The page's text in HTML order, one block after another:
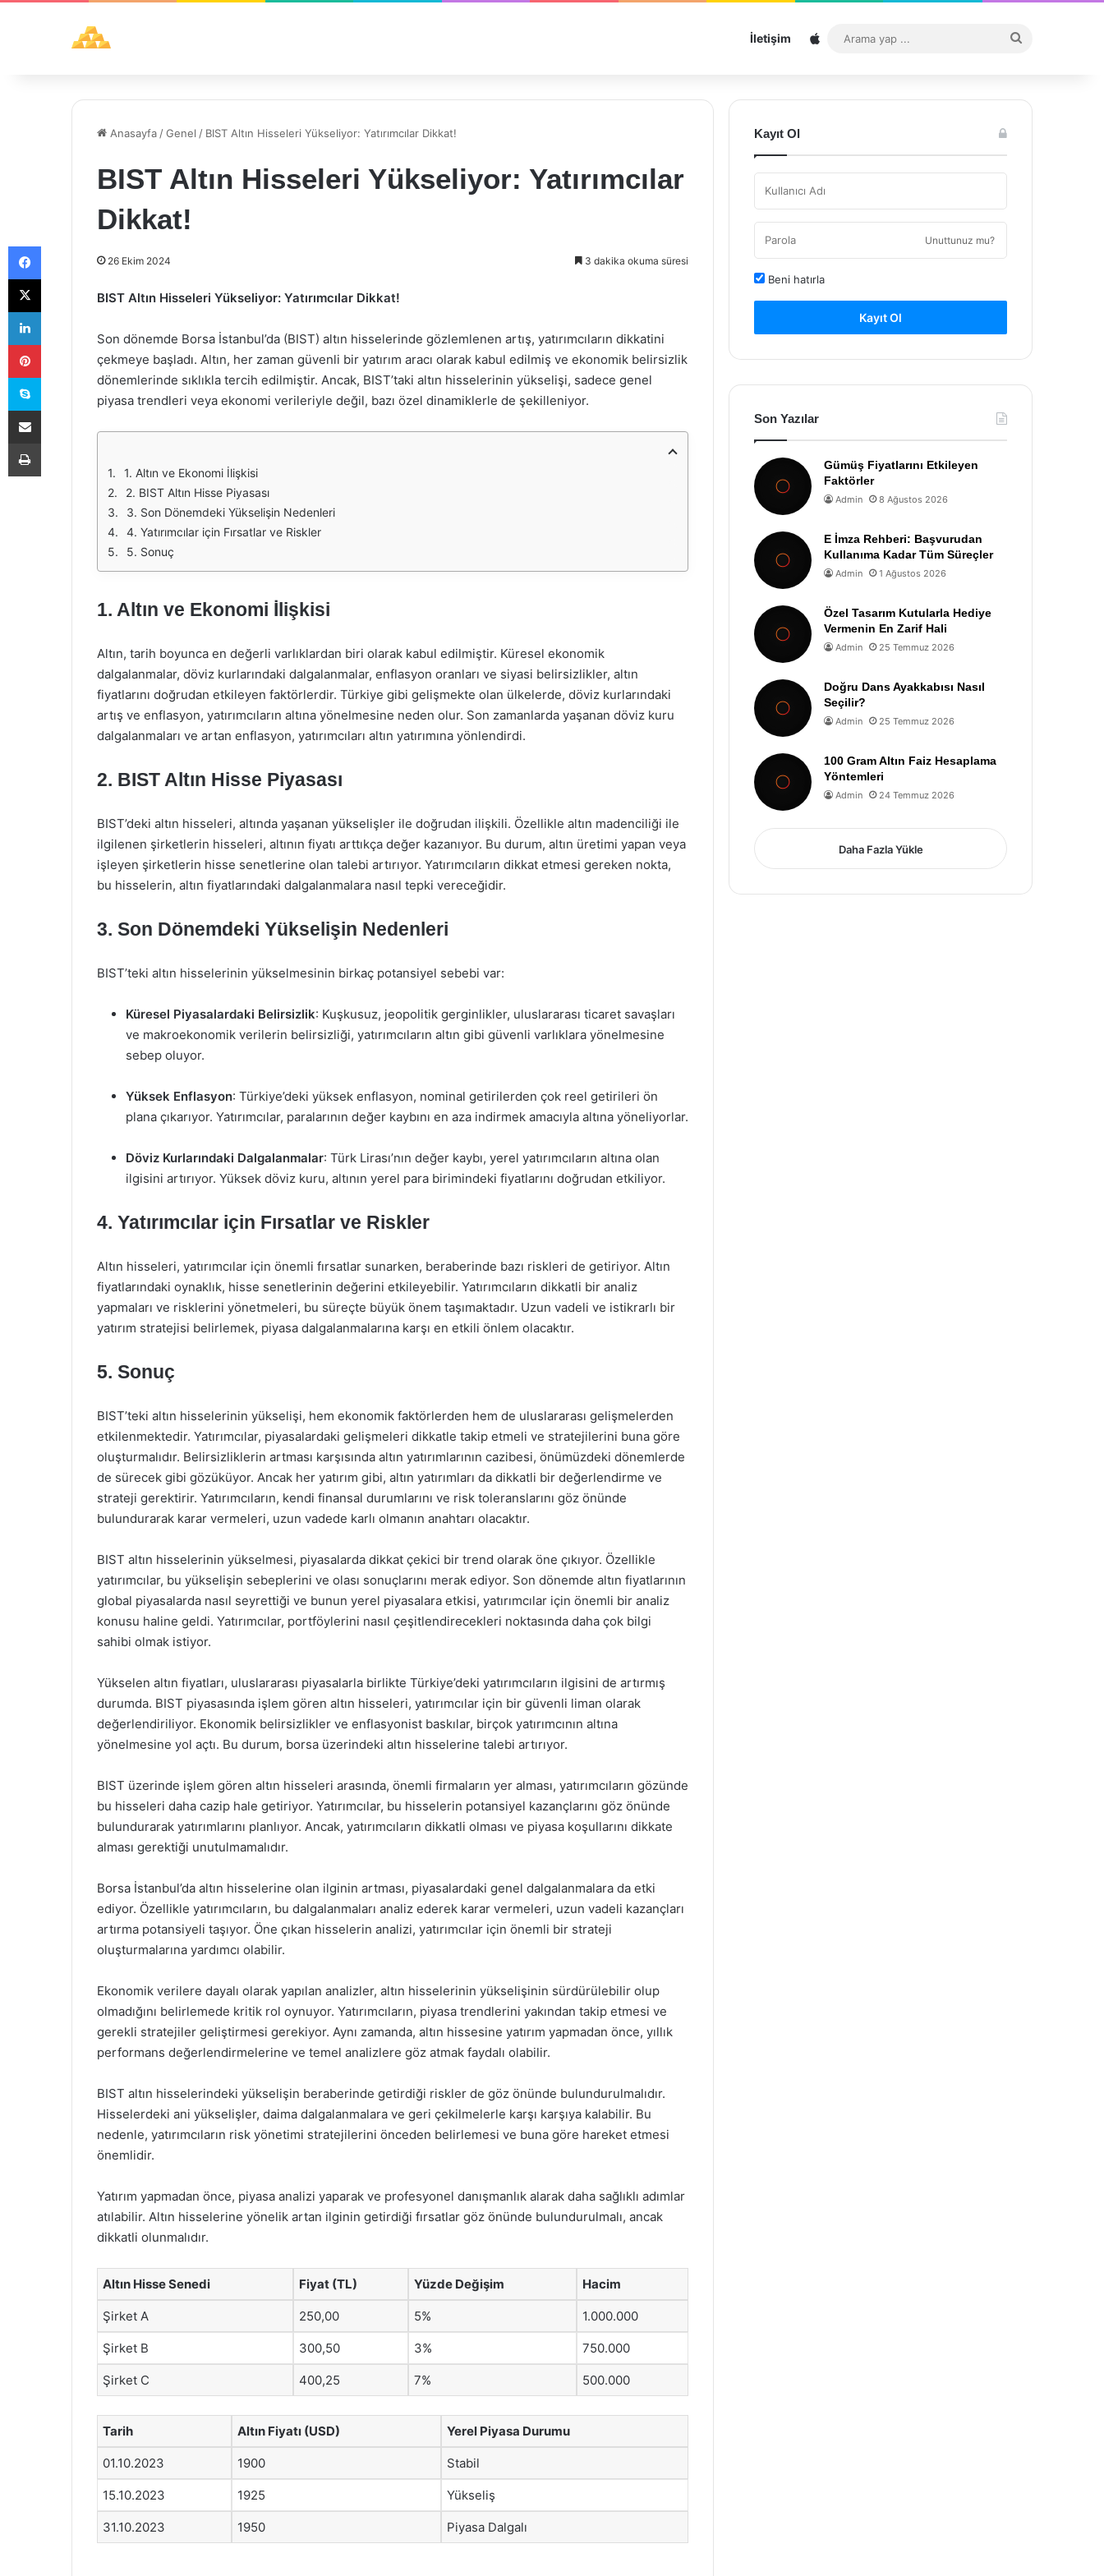
İletişim Sitemap
...
Anasayfa /Genel / BIST Altın Hisseleri Yükseliyor: Yatırımcılar Dikkat!
BIST Altın Hisseleri Yükseliyor: Yatırımcılar
Dikkat!
26 Ekim 2024 3 dakika okuma süresi
BIST Altın Hisseleri Yükseliyor: Yatırımcılar Dikkat!
Son dönemde Borsa İstanbul’da (BIST) altın hisselerinde gözlemlenen artış, yatırımcıların dikkatini
çekmeye başladı. Altın, her zaman güvenli bir yatırım aracı olarak kabul edilmiş ve ekonomik belirsizlik
dönemlerinde sıklıkla tercih edilmiştir. Ancak, BIST’taki altın hisselerinin yükselişi, sadece genel
piyasa trendleri veya ekonomi verileriyle değil, bazı özel dinamiklerle de şekilleniyor.
1. Altın ve Ekonomi İlişkisi
2. BIST Altın Hisse Piyasası
3. Son Dönemdeki Yükselişin Nedenleri
4. Yatırımcılar için Fırsatlar ve Riskler
5. Sonuç
1. Altın ve Ekonomi İlişkisi
Altın, tarih boyunca en değerli varlıklardan biri olarak kabul edilmiştir. Küresel ekonomik
dalgalanmalar, döviz kurlarındaki dalgalanmalar, enflasyon oranları ve siyasi belirsizlikler, altın
fiyatlarını doğrudan etkileyen faktörlerdir. Türkiye gibi gelişmekte olan ülkelerde, döviz kurlarındaki
artış ve enflasyon, yatırımcıların altına yönelmesine neden olur. Son zamanlarda yaşanan döviz kuru
dalgalanmaları ve artan enflasyon, yatırımcıları altın yatırımına yönlendirdi.
2. BIST Altın Hisse Piyasası
BIST’deki altın hisseleri, altında yaşanan yükselişler ile doğrudan ilişkili. Özellikle altın madenciliği ile
ilgilenen şirketlerin hisseleri, altının fiyatı arttıkça değer kazanıyor. Bu durum, altın üretimi yapan veya
işleyen şirketlerin hisse senetlerine olan talebi artırıyor. Yatırımcıların dikkat etmesi gereken nokta,
bu hisselerin, altın fiyatlarındaki dalgalanmalara nasıl tepki vereceğidir.
3. Son Dönemdeki Yükselişin Nedenleri
BIST’teki altın hisselerinin yükselmesinin birkaç potansiyel sebebi var:
Küresel Piyasalardaki Belirsizlik: Kuşkusuz, jeopolitik gerginlikler, uluslararası ticaret savaşları
ve makroekonomik verilerin belirsizliği, yatırımcıların altın gibi güvenli varlıklara yönelmesine
sebep oluyor.
Yüksek Enflasyon: Türkiye’deki yüksek enflasyon, nominal getirilerden çok reel getirileri ön
plana çıkarıyor. Yatırımcılar, paralarının değer kaybını en aza indirmek amacıyla altına yöneliyorlar.
Döviz Kurlarındaki Dalgalanmalar: Türk Lirası’nın değer kaybı, yerel yatırımcıların altına olan
ilgisini artırıyor. Yüksek döviz kuru, altının yerel para birimindeki fiyatlarını doğrudan etkiliyor.
4. Yatırımcılar için Fırsatlar ve Riskler
Altın hisseleri, yatırımcılar için önemli fırsatlar sunarken, beraberinde bazı riskleri de getiriyor. Altın
fiyatlarındaki oynaklık, hisse senetlerinin değerini etkileyebilir. Yatırımcıların dikkatli bir analiz
yapmaları ve risklerini yönetmeleri, bu süreçte büyük önem taşımaktadır. Uzun vadeli ve istikrarlı bir
yatırım stratejisi belirlemek, piyasa dalgalanmalarına karşı en etkili önlem olacaktır.
5. Sonuç
BIST’teki altın hisselerinin yükselişi, hem ekonomik faktörlerden hem de uluslararası gelişmelerden
etkilenmektedir. Yatırımcılar, piyasalardaki gelişmeleri dikkatle takip etmeli ve stratejilerini buna göre
oluşturmalıdır. Belirsizliklerin artması karşısında altın yatırımlarının cazibesi, önümüzdeki dönemlerde
de sürecek gibi gözüküyor. Ancak her yatırım gibi, altın yatırımları da dikkatli bir değerlendirme ve
strateji gerektirir. Yatırımcıların, kendi finansal durumlarını ve risk toleranslarını göz önünde
bulundurarak karar vermeleri, uzun vadede karlı olmanın anahtarı olacaktır.
BIST altın hisselerinin yükselmesi, piyasalarda dikkat çekici bir trend olarak öne çıkıyor. Özellikle
yatırımcılar, bu yükselişin sebeplerini ve olası sonuçlarını merak ediyor. Son dönemde altın fiyatlarının
global piyasalarda nasıl seyrettiği ve bunun yerel piyasalara etkisi, yatırımcılar için önemli bir analiz
konusu haline geldi. Yatırımcılar, portföylerini nasıl çeşitlendirecekleri noktasında daha çok bilgi
sahibi olmak istiyor.
Yükselen altın fiyatları, uluslararası piyasalarla birlikte Türkiye’deki yatırımcıların ilgisini de artırmış
durumda. BIST piyasasında işlem gören altın hisseleri, yatırımcılar için bir güvenli liman olarak
değerlendiriliyor. Ekonomik belirsizlikler ve enflasyonist baskılar, birçok yatırımcının altına
yönelmesine yol açtı. Bu durum, borsa üzerindeki altın hisselerine talebi artırıyor.
BIST üzerinde işlem gören altın hisseleri arasında, önemli firmaların yer alması, yatırımcıların gözünde
bu hisseleri daha cazip hale getiriyor. Yatırımcılar, bu hisselerin potansiyel kazançlarını göz önünde
bulundurarak yatırımlarını planlıyor. Ancak, yatırımcıların dikkatli olması ve piyasa koşullarını dikkate
alması gerektiği unutulmamalıdır.
Borsa İstanbul’da altın hisselerine olan ilginin artması, piyasalardaki genel dalgalanmalara da etki
ediyor. Özellikle yatırımcıların, bu dalgalanmaları analiz ederek karar vermeleri, uzun vadeli kazançları
artırma potansiyeli taşıyor. Öne çıkan hisselerin analizi, yatırımcılar için önemli bir strateji
oluşturmalarına yardımcı olabilir.
Ekonomik verilere dayalı olarak yapılan analizler, altın hisselerinin yükselişinin sürdürülebilir olup
olmadığını belirlemede kritik rol oynuyor. Yatırımcıların, piyasa trendlerini yakından takip etmesi ve
gerekli stratejiler geliştirmesi gerekiyor. Aynı zamanda, altın hissesine yatırım yapmadan önce, yıllık
performans değerlendirmelerine ve temel analizlere göz atmak faydalı olabilir.
BIST altın hisselerindeki yükselişin beraberinde getirdiği riskler de göz önünde bulundurulmalıdır.
Hisselerdeki ani yükselişler, daima dalgalanmalara ve geri çekilmelerle karşı karşıya kalabilir. Bu
nedenle, yatırımcıların risk yönetimi stratejilerini önceden belirlemesi ve buna göre hareket etmesi
önemlidir.
Yatırım yapmadan önce, piyasa analizi yaparak ve profesyonel danışmanlık alarak daha sağlıklı adımlar
atılabilir. Altın hisselerine yönelik artan ilginin getirdiği fırsatlar göz önünde bulundurulmalı, ancak
dikkatli olunmalıdır.
Altın Hisse Senedi Fiyat (TL) Yüzde Değişim Hacim
Şirket A 250,00 5% 1.000.000
Şirket B 300,50 3% 750.000
Şirket C 400,25 7% 500.000
Tarih Altın Fiyatı (USD) Yerel Piyasa Durumu
01.10.2023 1900 Stabil
15.10.2023 1925 Yükseliş
31.10.2023 1950 Piyasa Dalgalı
Kayıt Ol
Unuttunuz mu?
Beni hatırla
Kayıt Ol
Son Yazılar
Gümüş Fiyatlarını Etkileyen
Faktörler
Admin 8 Ağustos 2026
E İmza Rehberi: Başvurudan
Kullanıma Kadar Tüm Süreçler
Admin 1 Ağustos 2026
Özel Tasarım Kutularla Hediye
Vermenin En Zarif Hali
Admin 25 Temmuz 2026
Doğru Dans Ayakkabısı Nasıl
Seçilir?
Admin 25 Temmuz 2026
100 Gram Altın Faiz Hesaplama
Yöntemleri
Admin 24 Temmuz 2026
Daha Fazla Yükle
Facebook
X
LinkedIn
Pinterest
Skype
E-Posta ile paylaş